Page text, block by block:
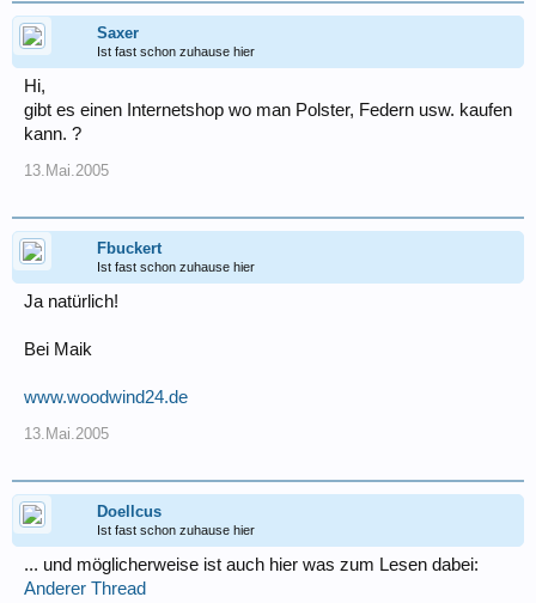
Saxer
Ist fast schon zuhause hier
Hi,
gibt es einen Internetshop wo man Polster, Federn usw. kaufen
kann. ?
13.Mai.2005
Fbuckert
Ist fast schon zuhause hier
Ja natürlich!
Bei Maik
www.woodwind24.de
13.Mai.2005
Doellcus
Ist fast schon zuhause hier
... und möglicherweise ist auch hier was zum Lesen dabei:
Anderer Thread